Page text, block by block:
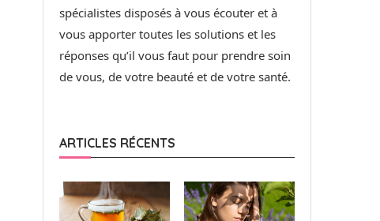
spécialistes disposés à vous écouter et à
vous apporter toutes les solutions et les
réponses qu’il vous faut pour prendre soin
de vous, de votre beauté et de votre santé.
ARTICLES RÉCENTS